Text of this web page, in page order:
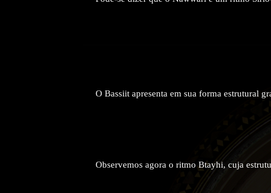
O Bassiit apresenta em sua forma estrutural
Observemos agora o ritmo Btayhi, cuja